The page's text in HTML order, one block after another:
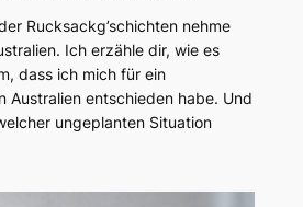
Rucksackg’schichten nehme
Ich erzähle dir, wie es
dass ich mich für ein
Australien entschieden habe. Und
ungeplanten Situation